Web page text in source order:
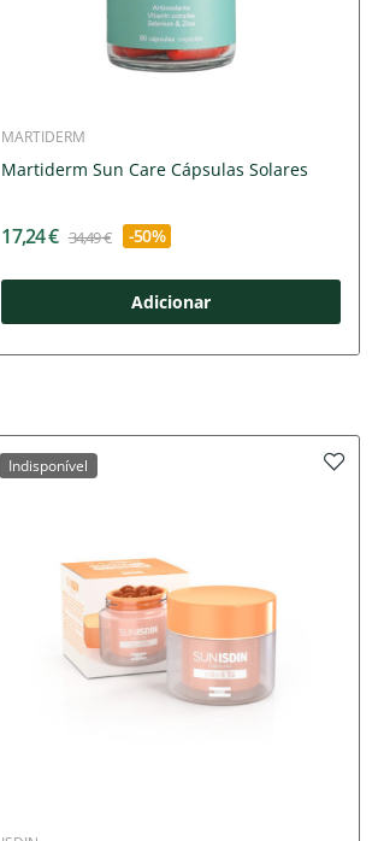
MARTIDERM
Martiderm Sun Care Cápsulas Solares
17,24 € 34,49 € -50%
Adicionar
Indisponível